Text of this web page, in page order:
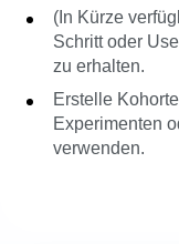
Vergleiche die
über
(In Kürze
Schritt oder
zu erhalten.
Erstelle